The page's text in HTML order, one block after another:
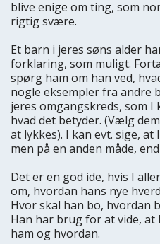
blive enige om ting, som
rigtig svære.
Et barn i jeres søns alder
forklaring, som muligt.
spørg ham om han ved,
nogle eksempler fra andre
jeres omgangskreds, som
hvad det betyder. (Vælg
at lykkes). I kan evt. sige,
men på en anden måde,
Det er en god ide, hvis I
om, hvordan hans nye
Hvor skal han bo, hvordan
Han har brug for at vide,
ham og hvordan.